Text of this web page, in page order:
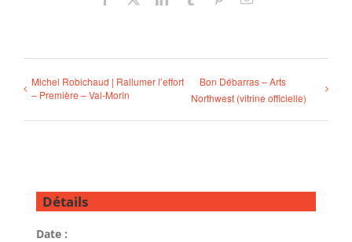
Michel Robichaud | Rallumer l’effort
– Première – Val-Morin
Bon Débarras – Arts
Northwest (vitrine officielle)
Détails
Date :